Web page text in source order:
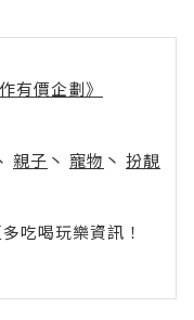
有價企劃》
親子 丶 寵物 丶 扮靚
吃喝玩樂資訊！